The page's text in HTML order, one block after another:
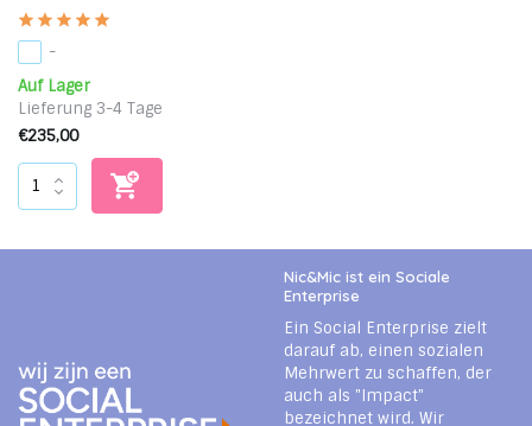
-
Auf Lager
Lieferung 3-4 Tage
€235,00
Nic&Mic ist ein Sociale
Enterprise
Ein Social Enterprise zielt
darauf ab, einen sozialen
Mehrwert zu schaffen, der
auch als "Impact"
bezeichnet wird. Wir